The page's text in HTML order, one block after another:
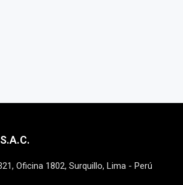
Oficina 1802, Surquillo, Lima - Perú